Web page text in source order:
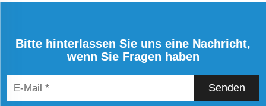
Bitte hinterlassen Sie uns eine Nachricht,
wenn Sie Fragen haben
Senden